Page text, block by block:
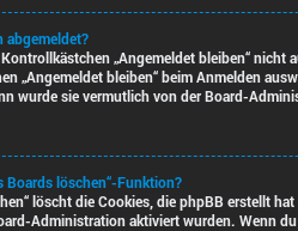
abgemeldet?
„Angemeldet bleiben“
„Angemeldet bleiben“ beim Anmelden
wurde sie vermutlich von der Board-
Boards löschen“-Funktion?
löscht die Cookies, die phpBB erstellt
Administration aktiviert wurden. Wenn